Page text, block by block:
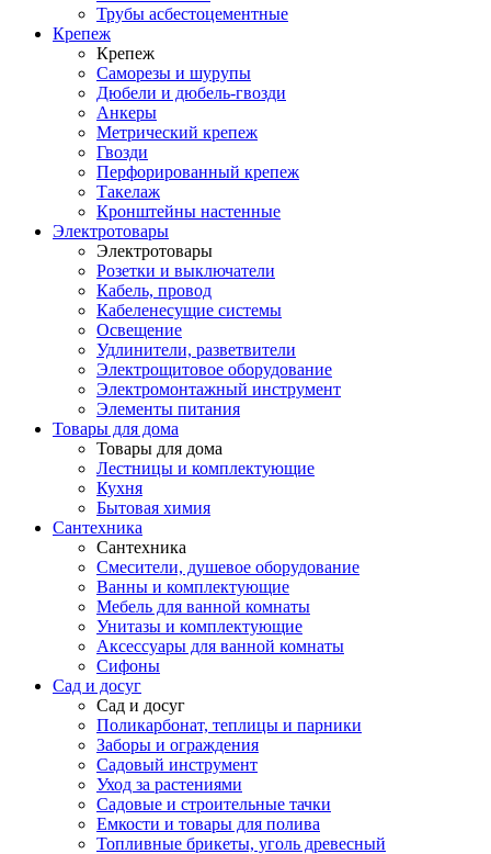
Трубы асбестоцементные
Крепеж
Крепеж
Саморезы и шурупы
Дюбели и дюбель-гвозди
Анкеры
Метрический крепеж
Гвозди
Перфорированный крепеж
Такелаж
Кронштейны настенные
Электротовары
Электротовары
Розетки и выключатели
Кабель, провод
Кабеленесущие системы
Освещение
Удлинители, разветвители
Электрощитовое оборудование
Электромонтажный инструмент
Элементы питания
Товары для дома
Товары для дома
Лестницы и комплектующие
Кухня
Бытовая химия
Сантехника
Сантехника
Смесители, душевое оборудование
Ванны и комплектующие
Мебель для ванной комнаты
Унитазы и комплектующие
Аксессуары для ванной комнаты
Сифоны
Сад и досуг
Сад и досуг
Поликарбонат, теплицы и парники
Заборы и ограждения
Садовый инструмент
Уход за растениями
Садовые и строительные тачки
Емкости и товары для полива
Топливные брикеты, уголь древесный